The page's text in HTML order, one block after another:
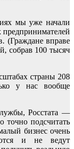
мы уже начали
(Граждане вправе
собрав 100 тысяч
страны 208
у нас вообще
Росстата —
точно подсчитать
бизнес очень
и не ведут